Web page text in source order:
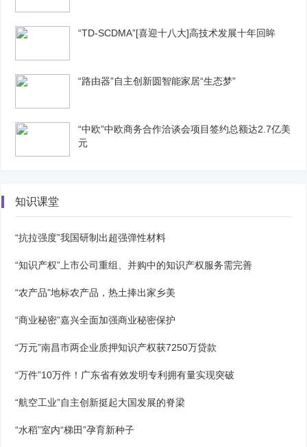
“TD-SCDMA”[喜迎十八大]高技术发展十年回眸
“路由器”自主创新圆智能家居“生态梦”
“中欧”中欧商务合作洽谈会项目签约总额达2.7亿美
元
知识课堂
“抗拉强度”我国研制出超强弹性材料
“知识产权”上市公司重组、并购中的知识产权服务需完善
“农产品”地标农产品，热土捧出家乡美
“商业秘密”嘉兴全面加强商业秘密保护
“万元”南昌市两企业质押知识产权获7250万贷款
“万件”10万件！广东省有效发明专利拥有量实现突破
“航空工业”自主创新挺起大国发展的脊梁
“水稻”室内“梯田”孕育新种子